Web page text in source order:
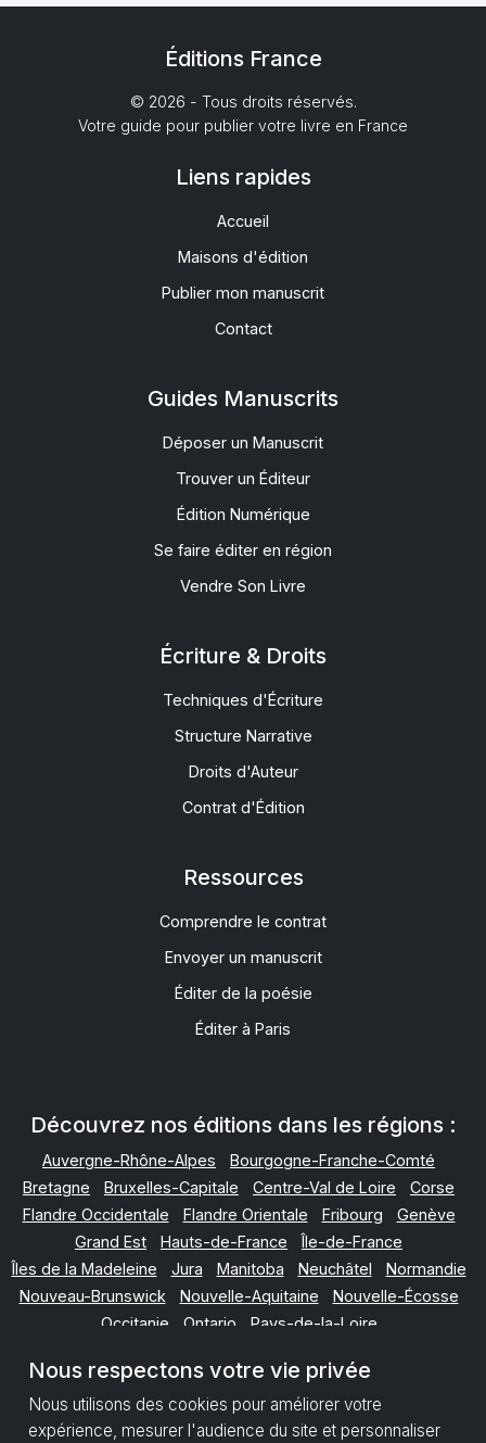
Éditions France
© 2026 - Tous droits réservés.
Votre guide pour publier votre livre en France
Liens rapides
Accueil
Maisons d'édition
Publier mon manuscrit
Contact
Guides Manuscrits
Déposer un Manuscrit
Trouver un Éditeur
Édition Numérique
Se faire éditer en région
Vendre Son Livre
Écriture & Droits
Techniques d'Écriture
Structure Narrative
Droits d'Auteur
Contrat d'Édition
Ressources
Comprendre le contrat
Envoyer un manuscrit
Éditer de la poésie
Éditer à Paris
Découvrez nos éditions dans les régions :
Auvergne-Rhône-Alpes
Bourgogne-Franche-Comté
Bretagne
Bruxelles-Capitale Centre-Val de Loire
Corse
Flandre Occidentale
Flandre Orientale Fribourg
Genève
Grand Est
Hauts-de-France
Île-de-France
Îles de la Madeleine
Jura Manitoba Neuchâtel
Normandie
Nouveau-Brunswick
Nouvelle-Aquitaine
Nouvelle-Écosse
Occitanie
Ontario
Pays-de-la-Loire
Terre-Neuve-et-Labrador
Valais Vaud Wallonie
Nous respectons votre vie privée
Nous utilisons des cookies pour améliorer votre
expérience, mesurer l'audience du site et personnaliser